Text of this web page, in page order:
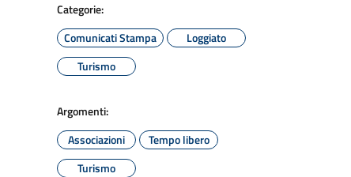
Categorie:
Comunicati Stampa
Loggiato
Turismo
Argomenti:
Associazioni
Tempo libero
Turismo